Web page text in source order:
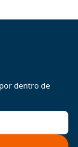
dentro de